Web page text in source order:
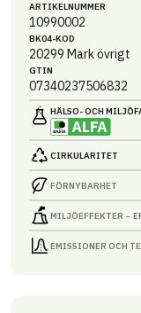
ARTIKEL­NUMMER
10990002
BK04-KOD
20299 Mark övrigt
GTIN
07340237506832
HÄLSO- OCH
CIRKULARITET
FÖRNYBARHET
MILJÖEFFEKTER –
EMISSIONER OCH